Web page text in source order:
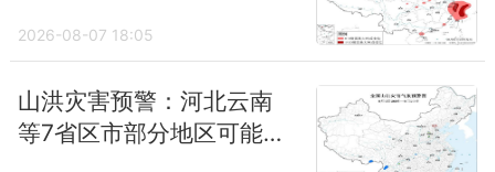
2026-08-07 18:05
山洪灾害预警：河北云南
等7省区市部分地区可能发